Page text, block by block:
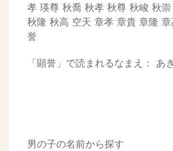
孝 瑛尊 秋喬 秋孝 秋尊 秋峻 秋崇
秋隆 秋高 空天 章孝 章貴 章隆 章
誉
「顕誉」で読まれるなまえ： あ
男の子の名前から探す